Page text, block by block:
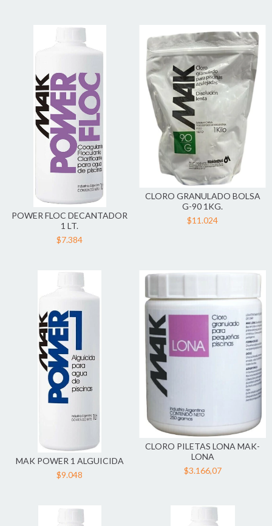
POWER FLOC DECANTADOR
1 LT.
$7.384
CLORO GRANULADO BOLSA
G-90 1KG.
$11.024
MAK POWER 1 ALGUICIDA
$9.048
CLORO PILETAS LONA MAK-
LONA
$3.166,07